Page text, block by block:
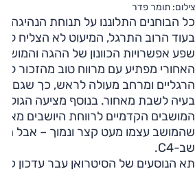
צילום: תומר פדר
כל הבוחנים התלוננו על תנוחת הנהיגה
בעוד הרוב התרגל, המיעוט לא הצליח
שפע אפשרויות הכוונון של ההגה
האחורי מפתיע עם מרווח טוב מהזכור לנו
הרגליים ומרחב מעולה לראש, כך שגם
בעיה לשבת מאחור. בנוסף מציעה הגולף
המושבים הקדמיים לרווחת היושבים
שהמושב עצמו מעט קצר ונמוך – אבל הוא
שב-C4.
תא הנוסעים של הסיטרואן עבר עדכון